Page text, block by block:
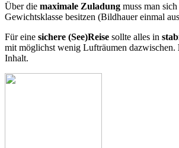
Über die maximale Zuladung muss man
Gewichtsklasse besitzen (Bildhauer einmal
Für eine sichere (See)Reise sollte alles in
mit möglichst wenig Lufträumen dazwischen.
Inhalt.